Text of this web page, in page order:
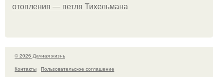
отопления — петля Тихельмана
© 2026 Дачная жизнь
Контакты
Пользовательское соглашение